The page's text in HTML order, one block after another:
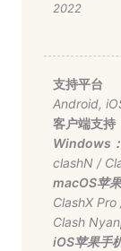
2022
支持平台
Android,
客户端支持
Windows：
clashN/
macOS苹
ClashX Pro
Clash
iOS苹果手